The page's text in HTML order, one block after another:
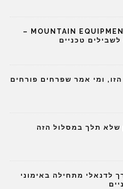
מבחן שטח: MOUNTAIN EQUIPMENT COMICI –
טכניים
ומי אמר שפרחים פורחים
שלא תלך במסלול הזה
לדנאלי מתחילה באימוני